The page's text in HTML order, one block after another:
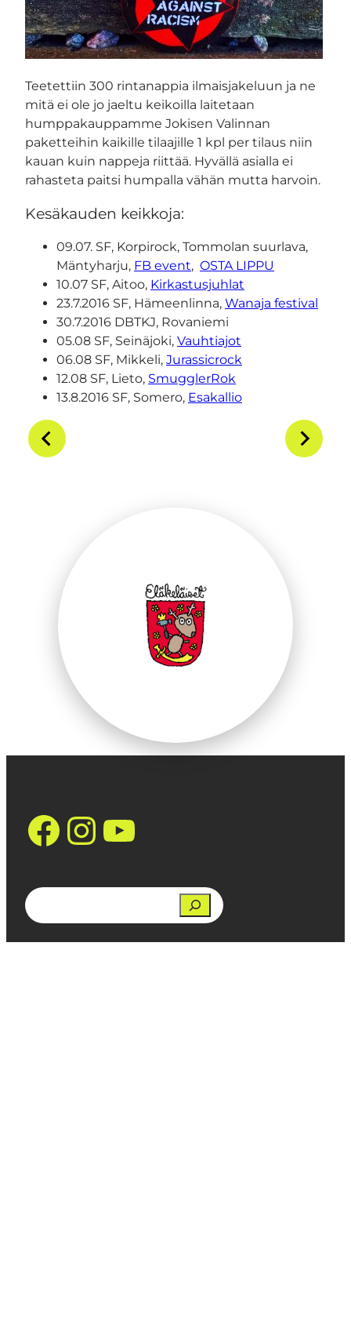
Teetettiin 300 rintanappia ilmaisjakeluun ja ne
mitä ei ole jo jaeltu keikoilla laitetaan
humppakauppamme Jokisen Valinnan
paketteihin kaikille tilaajille 1 kpl per tilaus niin
kauan kuin nappeja riittää. Hyvällä asialla ei
rahasteta paitsi humpalla vähän mutta harvoin.
Kesäkauden keikkoja:
09.07. SF, Korpirock, Tommolan suurlava,
Mäntyharju, FB event, OSTA LIPPU
10.07 SF, Aitoo, Kirkastusjuhlat
23.7.2016 SF, Hämeenlinna, Wanaja festival
30.7.2016 DBTKJ, Rovaniemi
05.08 SF, Seinäjoki, Vauhtiajot
06.08 SF, Mikkeli, Jurassicrock
12.08 SF, Lieto, SmugglerRok
13.8.2016 SF, Somero, Esakallio
https://
Instagram
YouTube
Search